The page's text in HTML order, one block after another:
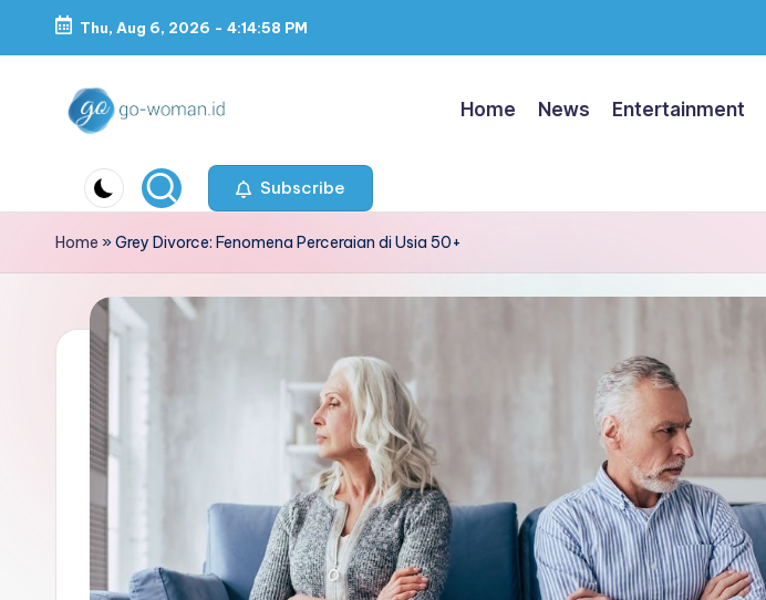
Skip
content
Thu, Aug 6, 2026 - 4:14:59 PM
o
-
W
o
m
M
Lifestyle
Untuk
Wanita
Home News Entertainment
Subscribe
Home »Grey Divorce: Fenomena Perceraian di Usia 50+